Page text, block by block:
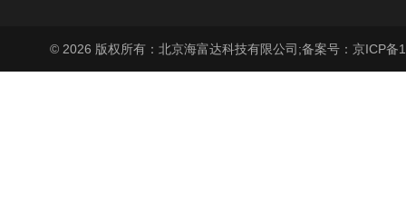
© 2026 版权所有：北京海富达科技有限公司;备案号：京ICP备